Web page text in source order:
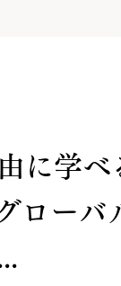
に学べ
ローバ